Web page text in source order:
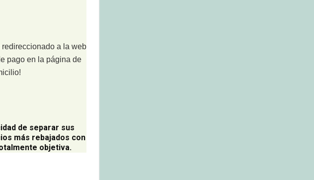
redireccionado a la web
pago en la página de
de separar sus
más rebajados con
objetiva.